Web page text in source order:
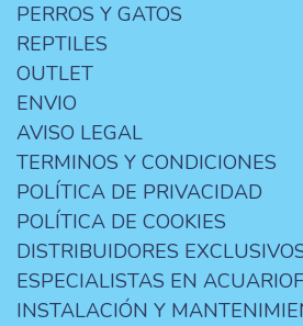
PERROS Y GATOS
REPTILES
OUTLET
ENVIO
AVISO LEGAL
TERMINOS Y CONDICIONES
POLÍTICA DE PRIVACIDAD
POLÍTICA DE COOKIES
DISTRIBUIDORES
ESPECIALISTAS EN
INSTALACIÓN Y